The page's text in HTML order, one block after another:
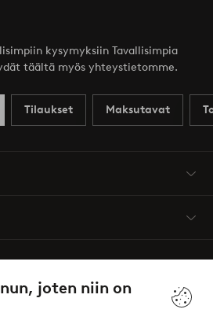
joten niin on
kysymyksiin Tavallisimpia
täältä myös yhteystietomme.
Tilaukset Maksutavat